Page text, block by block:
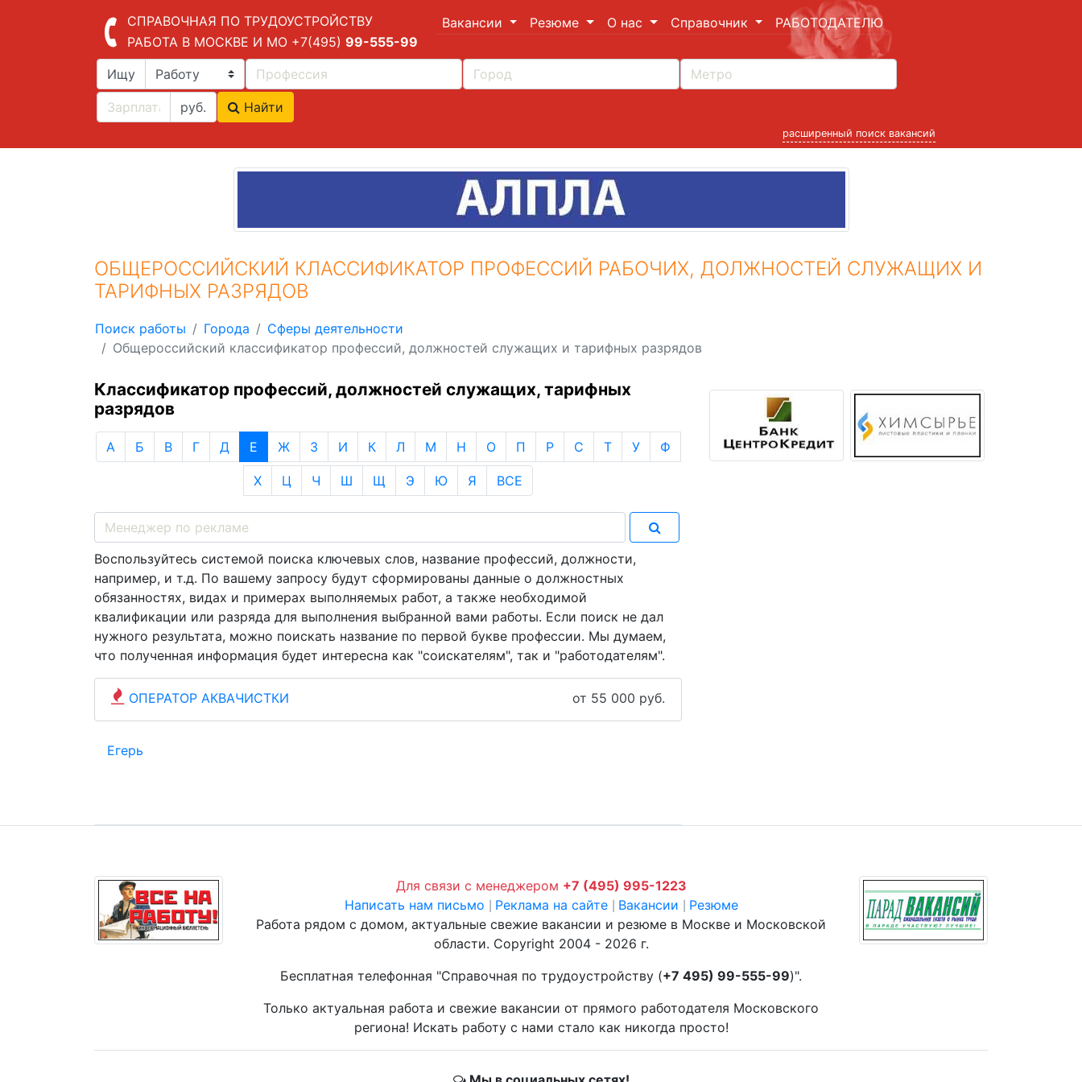
СПРАВОЧНАЯ ПО ТРУДОУСТРОЙСТВУ
РАБОТА В МОСКВЕ И МО +7(495) 99-555-99
Вакансии Резюме О нас Справочник РАБОТОДАТЕЛЮ
Ищу
руб. Найти
расширенный поиск вакансий
ОБЩЕРОССИЙСКИЙ КЛАССИФИКАТОР ПРОФЕССИЙ РАБОЧИХ, ДОЛЖНОСТЕЙ СЛУЖАЩИХ И
ТАРИФНЫХ РАЗРЯДОВ
Поиск работы Города
Сферы деятельности
Общероссийский классификатор профессий, должностей служащих и тарифных разрядов
Классификатор профессий, должностей служащих, тарифных
разрядов
А Б В Г Д Е Ж З И К Л М Н О П Р С Т У Ф
Х Ц Ч Ш Щ Э Ю Я ВСЕ
Воспользуйтесь системой поиска ключевых слов, название профессий, должности,
например, и т.д. По вашему запросу будут сформированы данные о должностных
обязанностях, видах и примерах выполняемых работ, а также необходимой
квалификации или разряда для выполнения выбранной вами работы. Если поиск не дал
нужного результата, можно поискать название по первой букве профессии. Мы думаем,
что полученная информация будет интересна как "соискателям", так и "работодателям".
ОПЕРАТОР АКВАЧИСТКИ от 55 000 руб.
Егерь
Для связи с менеджером +7 (495) 995-1223
Написать нам письмо
Реклама на сайте Вакансии
Резюме
Работа рядом с домом, актуальные свежие вакансии и резюме в Москве и Московской
области. Copyright 2004 - 2026 г.
Бесплатная телефонная "Справочная по трудоустройству (+7 495) 99-555-99)".
Только актуальная работа и свежие вакансии от прямого работодателя Московского
региона! Искать работу с нами стало как никогда просто!